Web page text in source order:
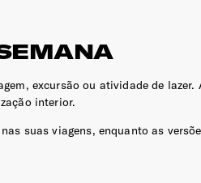
excursão ou atividade de
interior.
suas viagens, enquanto as